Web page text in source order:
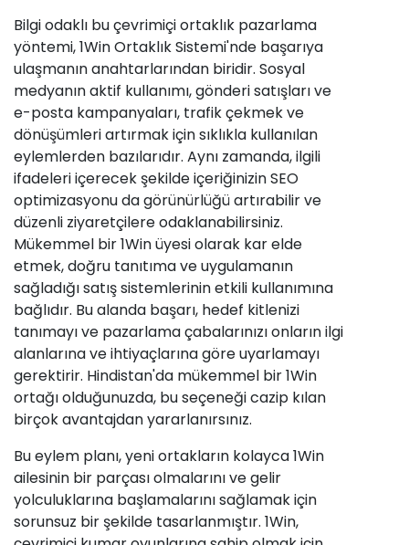
Bilgi odaklı bu çevrimiçi ortaklık pazarlama
yöntemi, 1Win Ortaklık Sistemi'nde başarıya
ulaşmanın anahtarlarından biridir. Sosyal
medyanın aktif kullanımı, gönderi satışları ve
e-posta kampanyaları, trafik çekmek ve
dönüşümleri artırmak için sıklıkla kullanılan
eylemlerden bazılarıdır. Aynı zamanda, ilgili
ifadeleri içerecek şekilde içeriğinizin SEO
optimizasyonu da görünürlüğü artırabilir ve
düzenli ziyaretçilere odaklanabilirsiniz.
Mükemmel bir 1Win üyesi olarak kar elde
etmek, doğru tanıtıma ve uygulamanın
sağladığı satış sistemlerinin etkili kullanımına
bağlıdır. Bu alanda başarı, hedef kitlenizi
tanımayı ve pazarlama çabalarınızı onların ilgi
alanlarına ve ihtiyaçlarına göre uyarlamayı
gerektirir. Hindistan'da mükemmel bir 1Win
ortağı olduğunuzda, bu seçeneği cazip kılan
birçok avantajdan yararlanırsınız.
Bu eylem planı, yeni ortakların kolayca 1Win
ailesinin bir parçası olmalarını ve gelir
yolculuklarına başlamalarını sağlamak için
sorunsuz bir şekilde tasarlanmıştır. 1Win,